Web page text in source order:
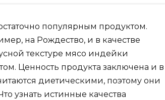
популярным продуктом.
на Рождество, и в качестве
текстуре мясо индейки
Ценность продукта заключена и в
диетическими, поэтому они
узнать истинные качества